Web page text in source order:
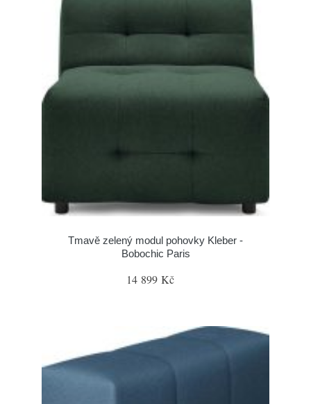
Tmavě zelený modul pohovky Kleber -
Bobochic Paris
14 899 Kč